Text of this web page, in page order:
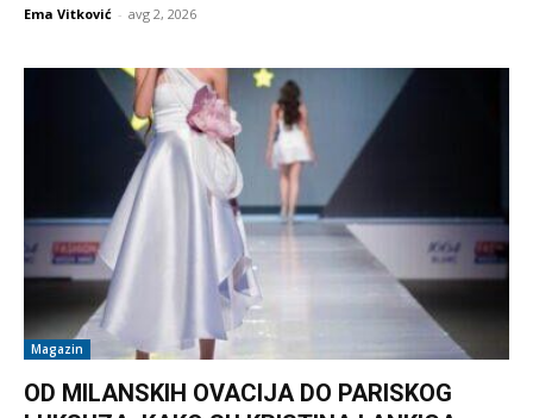
Ema Vitković - avg 2, 2026
Magazin
OD MILANSKIH OVACIJA DO PARISKOG